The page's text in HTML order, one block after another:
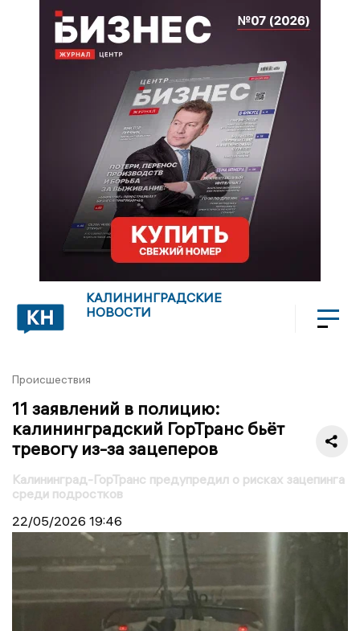
КАЛИНИНГРАДСКИЕ
НОВОСТИ
Происшествия
11 заявлений в полицию:
калининградский ГорТранс бьёт
тревогу из-за зацеперов
Калининград-ГорТранс предупредил о рисках зацепинга
среди подростков
22/05/2026 19:46